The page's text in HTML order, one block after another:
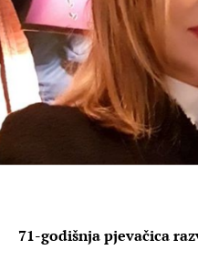
71-godišnja pjevačica